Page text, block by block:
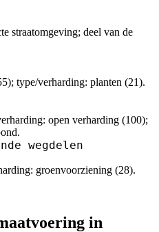
straatomgeving; deel van de
type/verharding: planten (21).
open verharding (100);
wegdelen
groenvoorziening (28).
in